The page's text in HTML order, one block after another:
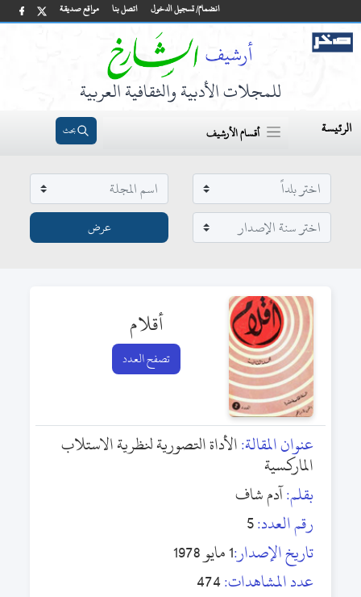
مواقع صديقة اتصل بنا انضمام/ تسجيل الدخول
للمجلات الأدبية والثقافية العربية
الرئيسة أقسام الأرشيف بحث
أقلام
تصفح العدد
عنوان المقالة:الأداة التصورية لنظرية الاستلاب
الماركسية
بقلم:آدم شاف
رقم العدد:5
تاريخ الإصدار:1 مايو 1978
عدد المشاهدات:474